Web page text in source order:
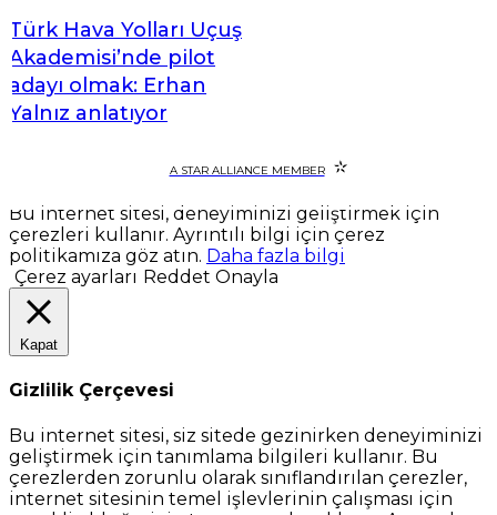
Türk Hava Yolları Uçuş
Akademisi’nde pilot
adayı olmak: Erhan
Yalnız anlatıyor
A STAR ALLIANCE MEMBER
Bu internet sitesi, deneyiminizi geliştirmek için
çerezleri kullanır. Ayrıntılı bilgi için çerez
politikamıza göz atın. Daha fazla bilgi
Çerez ayarları Reddet Onayla
Kapat
Gizlilik Çerçevesi
Bu internet sitesi, siz sitede gezinirken deneyiminizi
geliştirmek için tanımlama bilgileri kullanır. Bu
çerezlerden zorunlu olarak sınıflandırılan çerezler,
internet sitesinin temel işlevlerinin çalışması için